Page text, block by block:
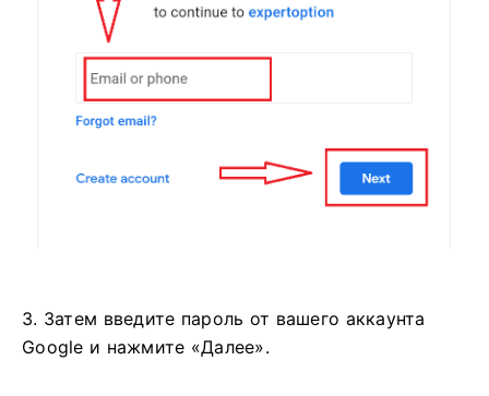
3. Затем введите пароль от вашего аккаунта
Google и нажмите «Далее».